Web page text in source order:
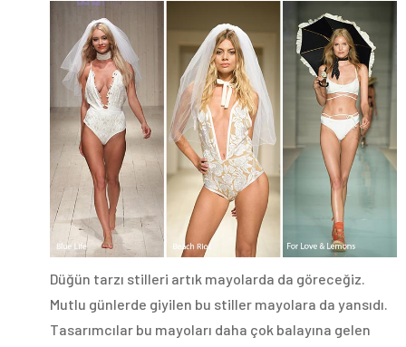
Düğün tarzı stilleri artık mayolarda da göreceğiz.
Mutlu günlerde giyilen bu stiller mayolara da yansıdı.
Tasarımcılar bu mayoları daha çok balayına gelen